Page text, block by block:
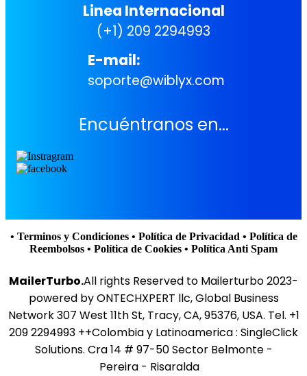
Linea Internacional
(+1) 209 2294993
E-mail:
soporte@wiblyx.com
Encuéntranos en...
• Terminos y Condiciones • Política de Privacidad • Política de
Reembolsos • Política de Cookies • Política Anti Spam
MailerTurbo.All rights Reserved to Mailerturbo 2023-
powered by ONTECHXPERT llc, Global Business
Network 307 West 11th St, Tracy, CA, 95376, USA. Tel. +1
209 2294993 ++Colombia y Latinoamerica : SingleClick
Solutions. Cra 14 # 97-50 Sector Belmonte -
Pereira - Risaralda